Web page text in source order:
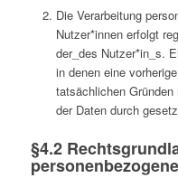
Die Verarbeitung
Nutzer*innen erfolgt
der_des Nutzer*in_s.
in denen eine
tatsächlichen
der Daten durch
§4.2